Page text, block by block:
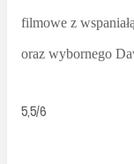
filmowe z
oraz wybornego
5,5/6